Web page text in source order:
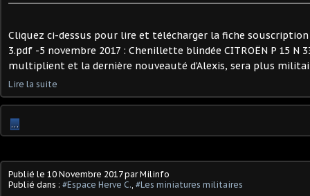
Cliquez ci-dessus pour lire et télécharger la fiche
3.pdf -5 novembre 2017 : Chenillette blindée CITROËN P 15 N
multiplient et la dernière nouveauté d’Alexis, sera plus
Lire la suite
…
Publié le 10 Novembre 2017par Milinfo
Publié dans : #Espace Herve C., #Les miniatures militaires